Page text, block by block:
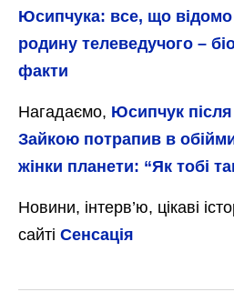
Юсипчука: все, що
родину телеведучого –
факти
Нагадаємо, Юсипчук
Зайкою потрапив в
жінки планети: “Як тобі
Новини, інтерв’ю, цікаві
сайті Сенсація